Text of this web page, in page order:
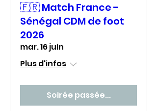
🇫🇷 Match France -
Sénégal CDM de foot
2026
mar. 16 juin
Plus d'infos
Soirée passée...